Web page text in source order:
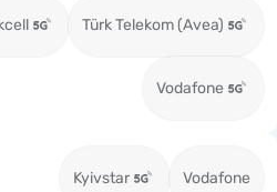
Türk Telekom (Avea)
Vodafone
Kyivstar Vodafone